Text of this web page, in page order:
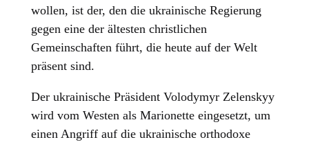
wollen, ist der, den die ukrainische Regierung
gegen eine der ältesten christlichen
Gemeinschaften führt, die heute auf der Welt
präsent sind.
Der ukrainische Präsident Volodymyr Zelenskyy
wird vom Westen als Marionette eingesetzt, um
einen Angriff auf die ukrainische orthodoxe